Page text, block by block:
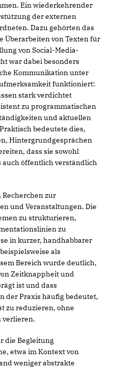
Ein wiederkehrender
der externen
Dazu gehörten das
Überarbeiten von Texten für
von Social-Media-
war dabei besonders
Kommunikation unter
funktioniert:
stark verdichtet
zu programmatischen
und aktuellen
bedeutete dies,
Hintergrundgesprächen
dass sie sowohl
öffentlich verständlich
zur
und Veranstaltungen. Die
zu strukturieren,
zu
in kurzer, handhabbarer
als
Bereich wurde deutlich,
Zeitknappheit und
ist und dass
der Praxis häufig bedeutet,
zu reduzieren, ohne
verlieren.
die Begleitung
etwa im Kontext von
weniger abstrakte